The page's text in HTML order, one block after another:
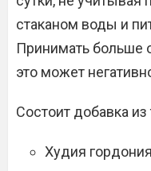
стаканом воды и
Принимать больше
это может
Состоит добавка
Худия